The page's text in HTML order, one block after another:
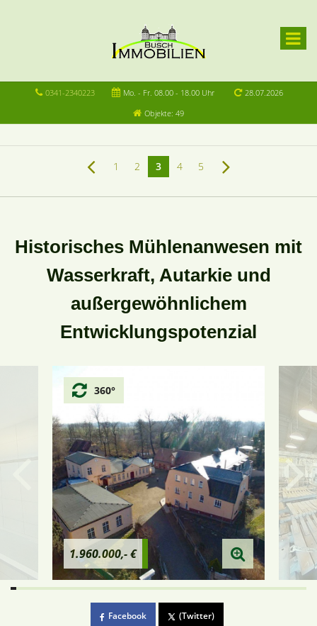
0341-2340223 Mo. - Fr. 08.00 - 18.00 Uhr
28.07.2026
Objekte: 49
1 2 3 4 5
Historisches Mühlenanwesen mit
Wasserkraft, Autarkie und
außergewöhnlichem
Entwicklungspotenzial
1.960.000,- €
360°
Facebook (Twitter)